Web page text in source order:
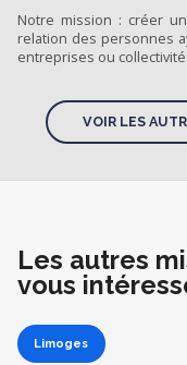
Notre mission : créer
relation des personnes
entreprises ou
VOIR LES
Les autres
vous
Limoges